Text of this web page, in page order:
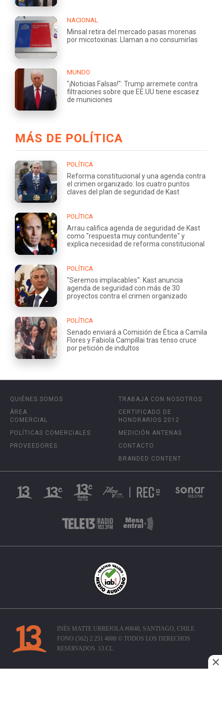
NACIONAL
Minsal retira del mercado pasas morenas
por micotoxinas: Llaman a no consumirlas
MUNDO
"¡Noticias Falsas!": Trump arremete contra
filtraciones sobre que EE.UU tiene escasez
de municiones
MÁS DE POLÍTICA
POLÍTICA
Reforma constitucional y una agenda contra
el crimen organizado: los cuatro puntos
claves del plan de seguridad de Kast
POLÍTICA
Arrau califica agenda de seguridad de Kast
como "respuesta muy contundente" y
explica necesidad de reforma constitucional
POLÍTICA
"Seremos implacables": Kast anuncia
agenda de seguridad con más de 30
proyectos contra el crimen organizado
POLÍTICA
Senado enviará a Comisión de Ética a Camila
Flores y Fabiola Campillai tras tenso cruce
por petición de indultos
QUIÉNES SOMOS
ÁREA
COMERCIAL
POLÍTICAS COMERCIALES
PROVEEDORES
TRABAJA CON NOSOTROS
CERTIFICADO DE
HONORARIOS 2012
MEDICIÓN ANTENAS
CONTACTO
BRANDED CONTENT
INÉS MATTE URREJOLA #0848, SANTIAGO, CHILE
FONO (562) 2 251 4000 © TODOS LOS DERECHOS
RESERVADOS. 13.CL